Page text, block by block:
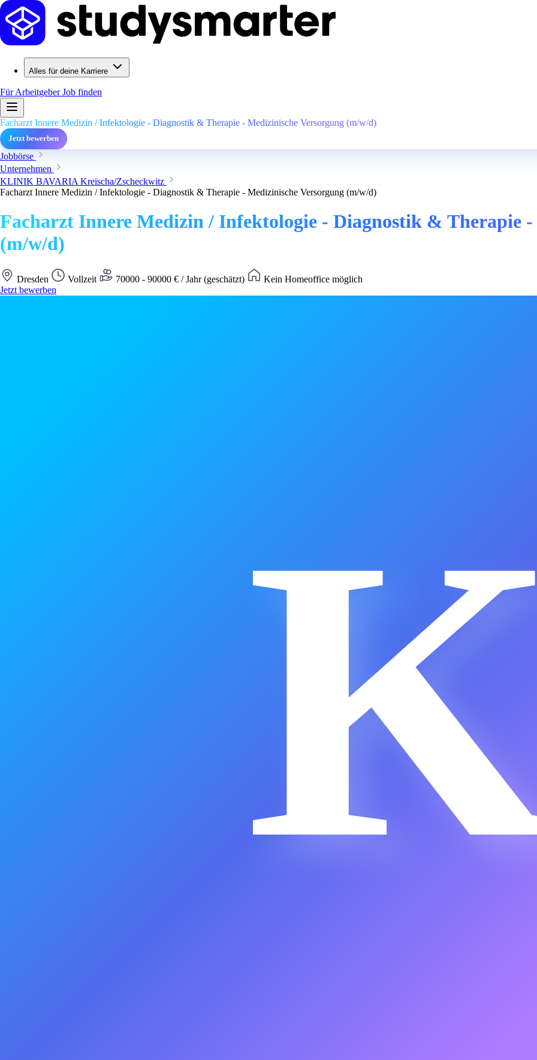
Alles für deine Karriere
Für ArbeitgeberJob finden
Facharzt Innere Medizin / Infektologie - Diagnostik & Therapie - Medizinische Versorgung (m/w/d)
Jetzt bewerben
Jobbörse
Unternehmen
KLINIK BAVARIA Kreischa/Zscheckwitz
Facharzt Innere Medizin / Infektologie - Diagnostik & Therapie - Medizinische Versorgung (m/w/d)
Facharzt Innere Medizin / Infektologie - Diagnostik & Therapie -
(m/w/d)
Dresden Vollzeit 70000 - 90000 € / Jahr (geschätzt)
Kein Homeoffice möglich
Jetzt bewerben